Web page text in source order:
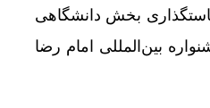
بدون دانش تخصصی نمی‌تواند
را نجات داد / توافقی که
بخش دانشگاهی
بین‌المللی امام رضا